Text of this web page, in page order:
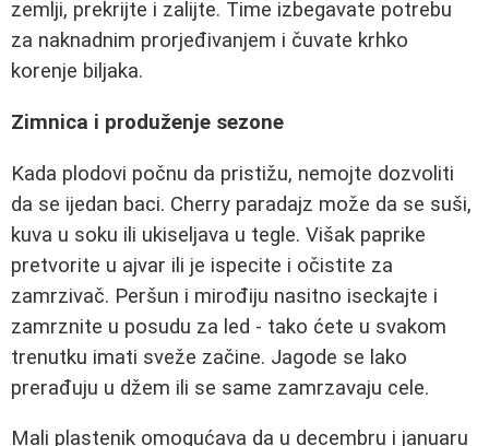
zemlji, prekrijte i zalijte. Time izbegavate potrebu
za naknadnim prorjeđivanjem i čuvate krhko
korenje biljaka.
Zimnica i produženje sezone
Kada plodovi počnu da pristižu, nemojte dozvoliti
da se ijedan baci. Cherry paradajz može da se suši,
kuva u soku ili ukiseljava u tegle. Višak paprike
pretvorite u ajvar ili je ispecite i očistite za
zamrzivač. Peršun i mirođiju nasitno iseckajte i
zamrznite u posudu za led - tako ćete u svakom
trenutku imati sveže začine. Jagode se lako
prerađuju u džem ili se same zamrzavaju cele.
Mali plastenik omogućava da u decembru i januaru